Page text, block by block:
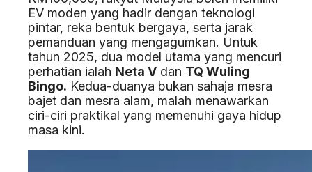
EV moden yang hadir dengan teknologi
pintar, reka bentuk bergaya, serta jarak
pemanduan yang mengagumkan. Untuk
tahun 2025, dua model utama yang mencuri
perhatian ialah Neta V dan TQ Wuling
Bingo. Kedua-duanya bukan sahaja mesra
bajet dan mesra alam, malah menawarkan
ciri-ciri praktikal yang memenuhi gaya hidup
masa kini.